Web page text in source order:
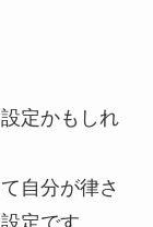
定かもしれ
自分が律さ
定です